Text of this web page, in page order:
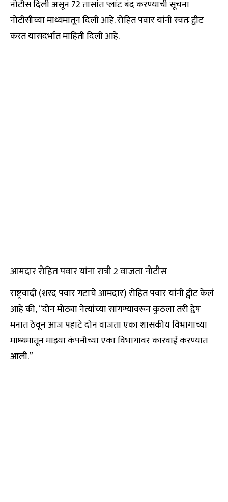
नोटीस दिली असून 72 तासांत प्लांट बंद करण्याची सूचना
नोटीसीच्या माध्यमातून दिली आहे. रोहित पवार यांनी स्वतः ट्वीट
करत यासंदर्भात माहिती दिली आहे.
आमदार रोहित पवार यांना रात्री 2 वाजता नोटीस
राष्ट्रवादी (शरद पवार गटाचे आमदार) रोहित पवार यांनी ट्वीट केलं
आहे की, “दोन मोठ्या नेत्यांच्या सांगण्यावरून कुठला तरी द्वेष
मनात ठेवून आज पहाटे दोन वाजता एका शासकीय विभागाच्या
माध्यमातून माझ्या कंपनीच्या एका विभागावर कारवाई करण्यात
आली.”